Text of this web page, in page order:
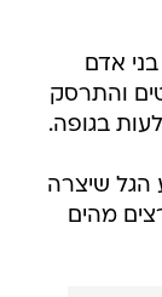
בני אדם
והתרסק
בגופה.
הגל שיצרה
מהים